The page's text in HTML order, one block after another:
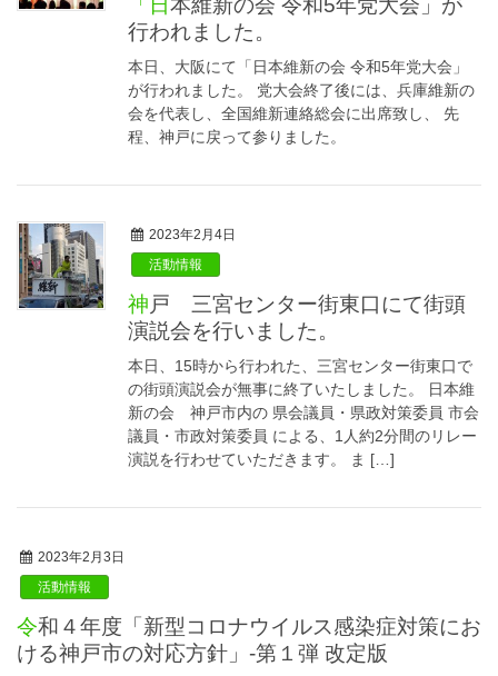
「日本維新の会 令和5年党大会」が
行われました。
本日、大阪にて「日本維新の会 令和5年党大会」
が行われました。 党大会終了後には、兵庫維新の
会を代表し、全国維新連絡総会に出席致し、 先
程、神戸に戻って参りました。
2023年2月4日
活動情報
神戸 三宮センター街東口にて街頭
演説会を行いました。
本日、15時から行われた、三宮センター街東口で
の街頭演説会が無事に終了いたしました。 日本維
新の会 神戸市内の 県会議員・県政対策委員 市会
議員・市政対策委員 による、1人約2分間のリレー
演説を行わせていただきます。 ま […]
2023年2月3日
活動情報
令和４年度「新型コロナウイルス感染症対策にお
ける神戸市の対応方針」-第１弾 改定版